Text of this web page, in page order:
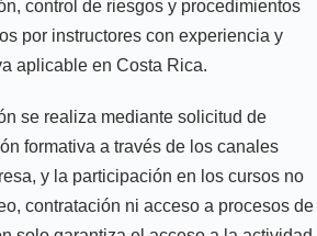
control de riesgos y procedimientos
por instructores con experiencia y
aplicable en Costa Rica.
se realiza mediante solicitud de
formativa a través de los canales
y la participación en los cursos no
contratación ni acceso a procesos de